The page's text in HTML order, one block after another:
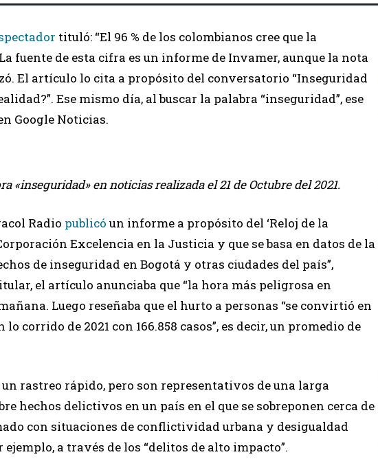
tituló: “El 96 % de los colombianos cree que la
fuente de esta cifra es un informe de Invamer, aunque la nota
El artículo lo cita a propósito del conversatorio “Inseguridad
Ese mismo día, al buscar la palabra “inseguridad”, ese
Google Noticias.
«inseguridad» en noticias realizada el 21 de Octubre del 2021.
Radio publicó un informe a propósito del ‘Reloj de la
Excelencia en la Justicia y que se basa en datos de la
de inseguridad en Bogotá y otras ciudades del país”,
el artículo anunciaba que “la hora más peligrosa en
Luego reseñaba que el hurto a personas “se convirtió en
corrido de 2021 con 166.858 casos”, es decir, un promedio de
rastreo rápido, pero son representativos de una larga
hechos delictivos en un país en el que se sobreponen cerca de
con situaciones de conflictividad urbana y desigualdad
a través de los “delitos de alto impacto”.